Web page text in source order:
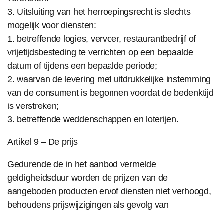
3. Uitsluiting van het herroepingsrecht is slechts
mogelijk voor diensten:
1. betreffende logies, vervoer, restaurantbedrijf of
vrijetijdsbesteding te verrichten op een bepaalde
datum of tijdens een bepaalde periode;
2. waarvan de levering met uitdrukkelijke instemming
van de consument is begonnen voordat de bedenktijd
is verstreken;
3. betreffende weddenschappen en loterijen.
Artikel 9 – De prijs
Gedurende de in het aanbod vermelde
geldigheidsduur worden de prijzen van de
aangeboden producten en/of diensten niet verhoogd,
behoudens prijswijzigingen als gevolg van